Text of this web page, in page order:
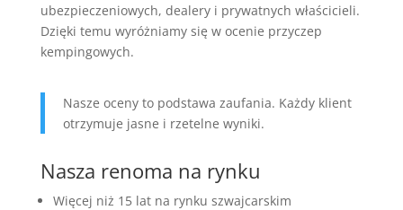
ubezpieczeniowych, dealery i prywatnych właścicieli.
Dzięki temu wyróżniamy się w ocenie przyczep
kempingowych.
Nasze oceny to podstawa zaufania. Każdy klient
otrzymuje jasne i rzetelne wyniki.
Nasza renoma na rynku
Więcej niż 15 lat na rynku szwajcarskim